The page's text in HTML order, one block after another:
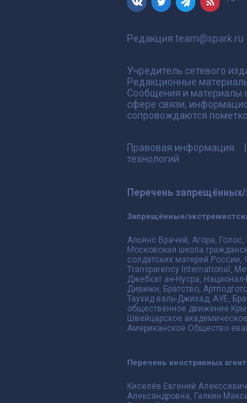
Редакция team@spark.ru
Учредитель сетевого
Редакционные
Сообщения и материалы
сфере связи,
сопровождаются
Правовая информация
технологий
Перечень запрещённых/
Запрещённые/
Альянс Врачей, Агора,
Московская школа
солдатских матерей
Transparency International,
Джебхат ан-Нусра,
Дивижн, Братство,
Таухид валь-Джихад, АУЕ,
общественное движение
Швейцарское
Американское Общество
Перечень иностранных
Киселёв Евгений
Александровна, Галкин